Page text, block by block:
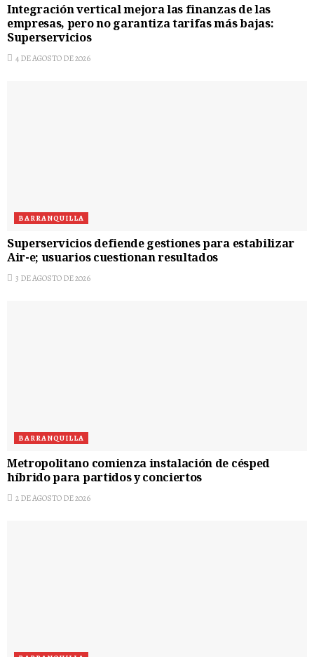
Integración vertical mejora las finanzas de las
empresas, pero no garantiza tarifas más bajas:
Superservicios
4 DE AGOSTO DE 2026
BARRANQUILLA
Superservicios defiende gestiones para estabilizar
Air-e; usuarios cuestionan resultados
3 DE AGOSTO DE 2026
BARRANQUILLA
Metropolitano comienza instalación de césped
híbrido para partidos y conciertos
2 DE AGOSTO DE 2026